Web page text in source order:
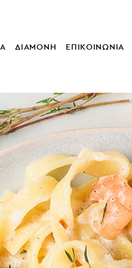
ΔΙΑΜΟΝΗ ΕΠΙΚΟΙΝΩΝΙΑ